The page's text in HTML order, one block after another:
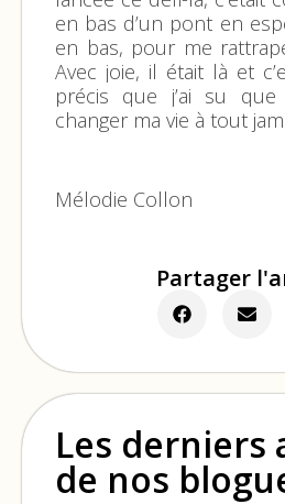
en bas d’un pont en
en bas, pour me
Avec joie, il était là et
précis que j’ai su
changer ma vie à tout
Mélodie Collon
Partager
Les derniers
de nos